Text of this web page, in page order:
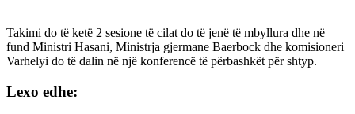
Takimi do të ketë 2 sesione të cilat do të jenë të mbyllura dhe në
fund Ministri Hasani, Ministrja gjermane Baerbock dhe komisioneri
Varhelyi do të dalin në një konferencë të përbashkët për shtyp.
Lexo edhe: